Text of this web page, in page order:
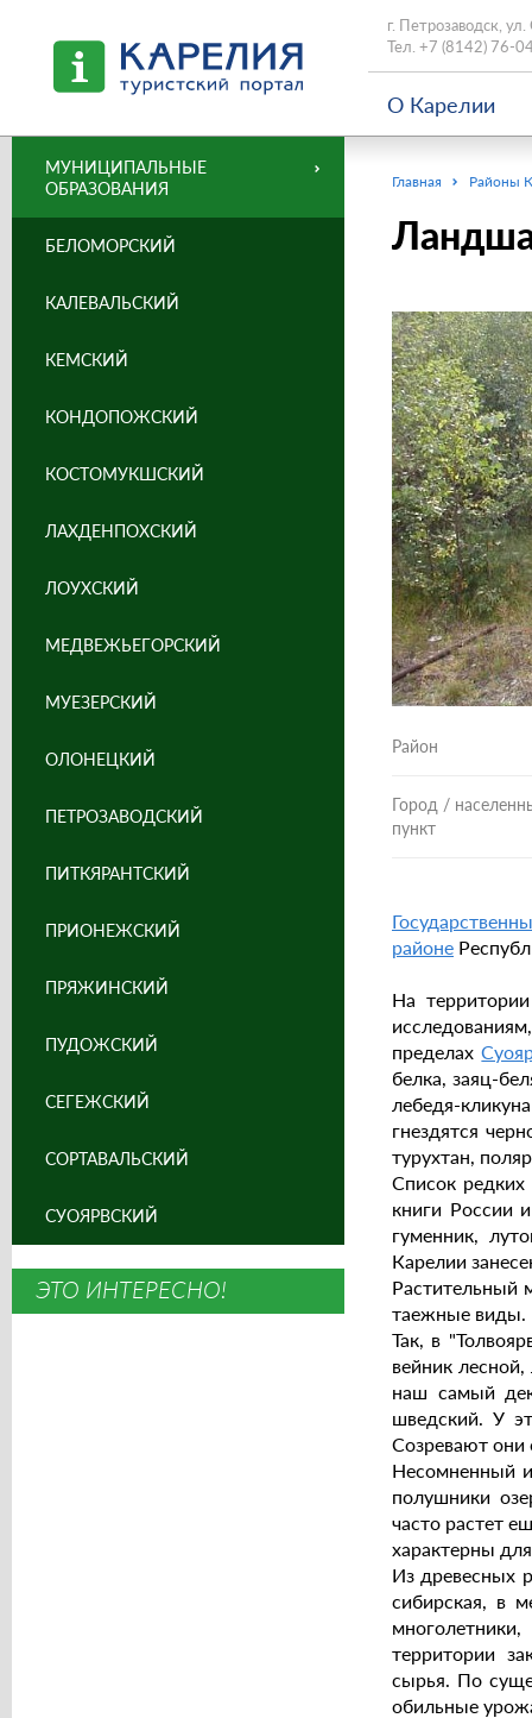
г. Петрозаводск,
Тел. +7 (8142) 76-
О Карелии
Главная Районы
Район
Город /
пункт
районе
На
пределах
белка, заяц-
лебедя-
гнездятся
турухтан,
Список
книги России
гуменник,
Карелии
Растительный
таежные виды.
Так, в
вейник
наш самый
шведский. У
Созревают они
Несомненный
полушники
часто растет
характерны
Из древесных
сибирская, в
территории
сырья. По
обильные
МУНИЦИПАЛЬНЫЕ
ОБРАЗОВАНИЯ
БЕЛОМОРСКИЙ
КАЛЕВАЛЬСКИЙ
КЕМСКИЙ
КОНДОПОЖСКИЙ
КОСТОМУКШСКИЙ
ЛАХДЕНПОХСКИЙ
ЛОУХСКИЙ
МЕДВЕЖЬЕГОРСКИЙ
МУЕЗЕРСКИЙ
ОЛОНЕЦКИЙ
ПЕТРОЗАВОДСКИЙ
ПИТКЯРАНТСКИЙ
ПРИОНЕЖСКИЙ
ПРЯЖИНСКИЙ
ПУДОЖСКИЙ
СЕГЕЖСКИЙ
СОРТАВАЛЬСКИЙ
СУОЯРВСКИЙ
ЭТО ИНТЕРЕСНО!